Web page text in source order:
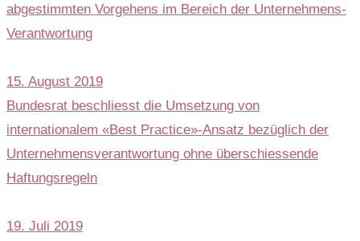
abgestimmten Vorgehens im Bereich der Unternehmens-
Verantwortung
15. August 2019
Bundesrat beschliesst die Umsetzung von
internationalem «Best Practice»-Ansatz bezüglich der
Unternehmensverantwortung ohne überschiessende
Haftungsregeln
19. Juli 2019